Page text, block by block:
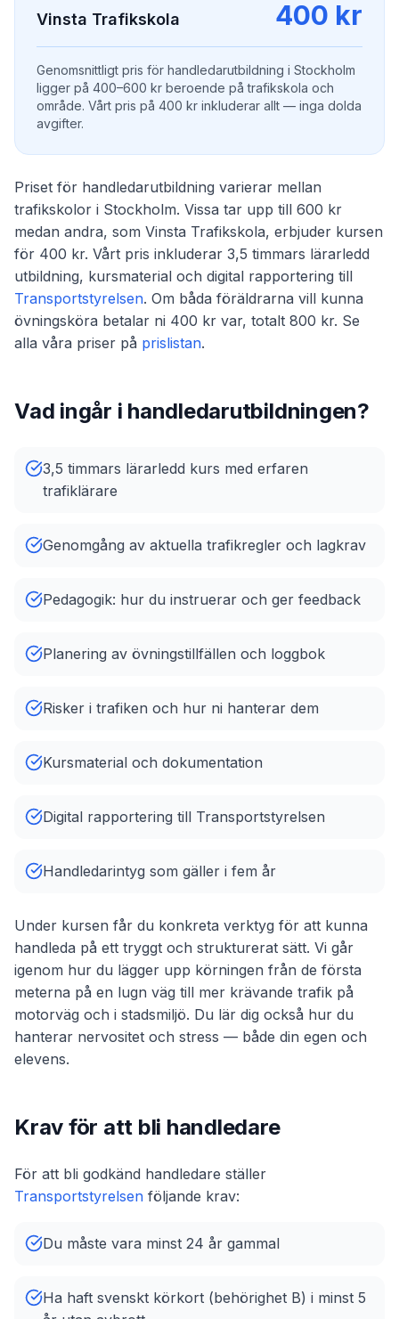
Vinsta Trafikskola 400 kr
Genomsnittligt pris för handledarutbildning i Stockholm
ligger på 400–600 kr beroende på trafikskola och
område. Vårt pris på 400 kr inkluderar allt — inga dolda
avgifter.
Priset för handledarutbildning varierar mellan
trafikskolor i Stockholm. Vissa tar upp till 600 kr
medan andra, som Vinsta Trafikskola, erbjuder kursen
för 400 kr. Vårt pris inkluderar 3,5 timmars lärarledd
utbildning, kursmaterial och digital rapportering till
Transportstyrelsen. Om båda föräldrarna vill kunna
övningsköra betalar ni 400 kr var, totalt 800 kr. Se
alla våra priser på prislistan.
Vad ingår i handledarutbildningen?
3,5 timmars lärarledd kurs med erfaren
trafiklärare
Genomgång av aktuella trafikregler och lagkrav
Pedagogik: hur du instruerar och ger feedback
Planering av övningstillfällen och loggbok
Risker i trafiken och hur ni hanterar dem
Kursmaterial och dokumentation
Digital rapportering till Transportstyrelsen
Handledarintyg som gäller i fem år
Under kursen får du konkreta verktyg för att kunna
handleda på ett tryggt och strukturerat sätt. Vi går
igenom hur du lägger upp körningen från de första
meterna på en lugn väg till mer krävande trafik på
motorväg och i stadsmiljö. Du lär dig också hur du
hanterar nervositet och stress — både din egen och
elevens.
Krav för att bli handledare
För att bli godkänd handledare ställer
Transportstyrelsen följande krav:
Du måste vara minst 24 år gammal
Ha haft svenskt körkort (behörighet B) i minst 5